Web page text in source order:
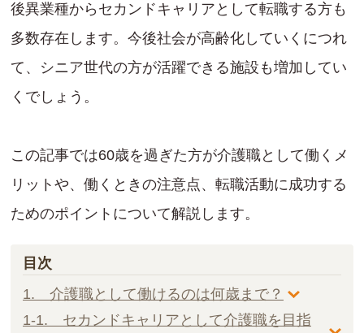
後異業種からセカンドキャリアとして転職する方も
多数存在します。今後社会が高齢化していくにつれ
て、シニア世代の方が活躍できる施設も増加してい
くでしょう。
この記事では60歳を過ぎた方が介護職として働くメ
リットや、働くときの注意点、転職活動に成功する
ためのポイントについて解説します。
目次
1. 介護職として働けるのは何歳まで？
1-1. セカンドキャリアとして介護職を目指